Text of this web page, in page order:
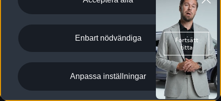
Vårt hållbarhetsarbete
Lediga tjänster huvudkontor
Lediga tjänster hos Audi Återförsäljare
Kommentar till mediauppgifter om dataläcka
Visselblåsarkanaler
Enbart nödvändiga
Anpassa inställningar